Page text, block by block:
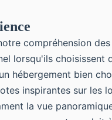
compréhension des
lorsqu'ils choisissent
hébergement bien
inspirantes sur les
la vue